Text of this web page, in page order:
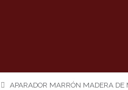
APARADOR MARRÓN MADERA